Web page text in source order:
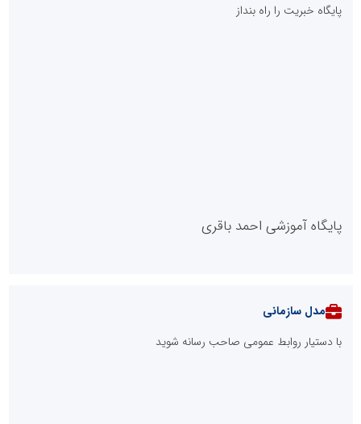
پایگاه خبریت را راه بنداز
پایگاه آموزشی احمد باقری
مدل سازمانی
با دستیار روابط عمومی صاحب رسانه شوید